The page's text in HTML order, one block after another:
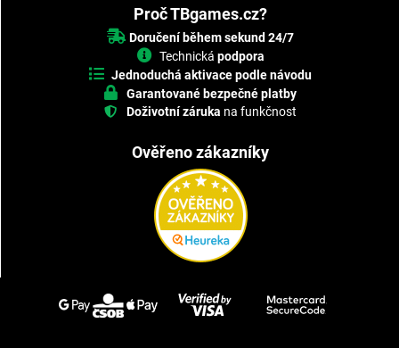
Proč TBgames.cz?
Doručení během sekund 24/7
Technická podpora
Jednoduchá aktivace podle návodu
Garantované bezpečné platby
Doživotní záruka na funkčnost
Ověřeno zákazníky